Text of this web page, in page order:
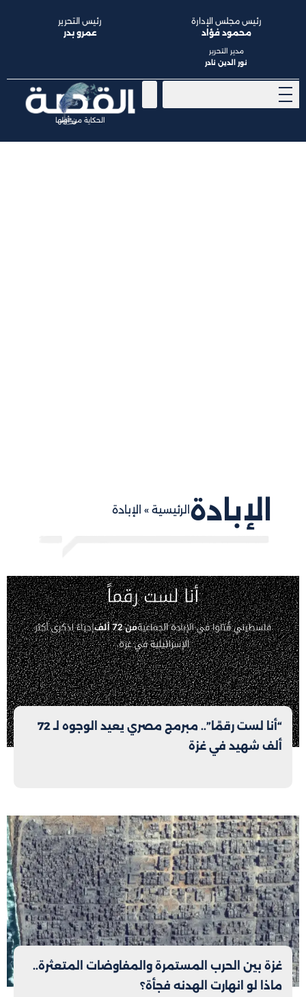
الحكاية من أولها
رئيس مجلس الإدارة
محمود فؤاد
مدير التحرير
نور الدين نادر
رئيس التحرير
عمرو بدر
الإبادة الرئيسية » الإبادة
“أنا لست رقمًا”.. مبرمج مصري يعيد الوجوه لـ 72
ألف شهيد في غزة
غزة بين الحرب المستمرة والمفاوضات المتعثرة..
ماذا لو انهارت الهدنه فجأة؟